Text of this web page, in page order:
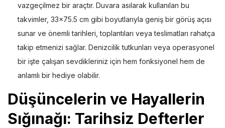
vazgeçilmez bir araçtır. Duvara asılarak kullanılan bu
takvimler, 33×75.5 cm gibi boyutlarıyla geniş bir görüş açısı
sunar ve önemli tarihleri, toplantıları veya teslimatları rahatça
takip etmenizi sağlar. Denizcilik tutkunları veya operasyonel
bir işte çalışan sevdikleriniz için hem fonksiyonel hem de
anlamlı bir hediye olabilir.
Düşüncelerin ve Hayallerin
Sığınağı: Tarihsiz Defterler